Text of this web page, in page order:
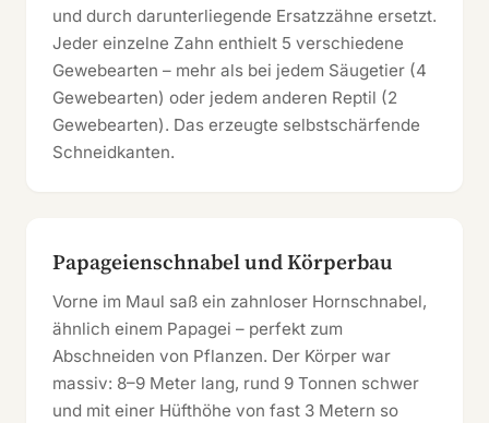
und durch darunterliegende Ersatzzähne ersetzt.
Jeder einzelne Zahn enthielt 5 verschiedene
Gewebearten – mehr als bei jedem Säugetier (4
Gewebearten) oder jedem anderen Reptil (2
Gewebearten). Das erzeugte selbstschärfende
Schneidkanten.
Papageienschnabel und Körperbau
Vorne im Maul saß ein zahnloser Hornschnabel,
ähnlich einem Papagei – perfekt zum
Abschneiden von Pflanzen. Der Körper war
massiv: 8–9 Meter lang, rund 9 Tonnen schwer
und mit einer Hüfthöhe von fast 3 Metern so